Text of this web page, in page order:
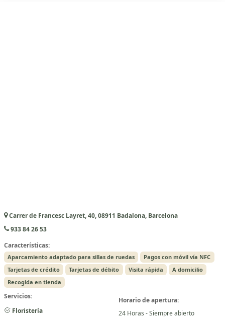
Carrer de Francesc Layret, 40, 08911 Badalona, Barcelona
933 84 26 53
Características:
Aparcamiento adaptado para sillas de ruedas
Pagos con móvil vía NFC
Tarjetas de crédito
Tarjetas de débito Visita rápida
A domicilio
Recogida en tienda
Servicios:
Floristería
Horario de apertura:
24 Horas - Siempre abierto